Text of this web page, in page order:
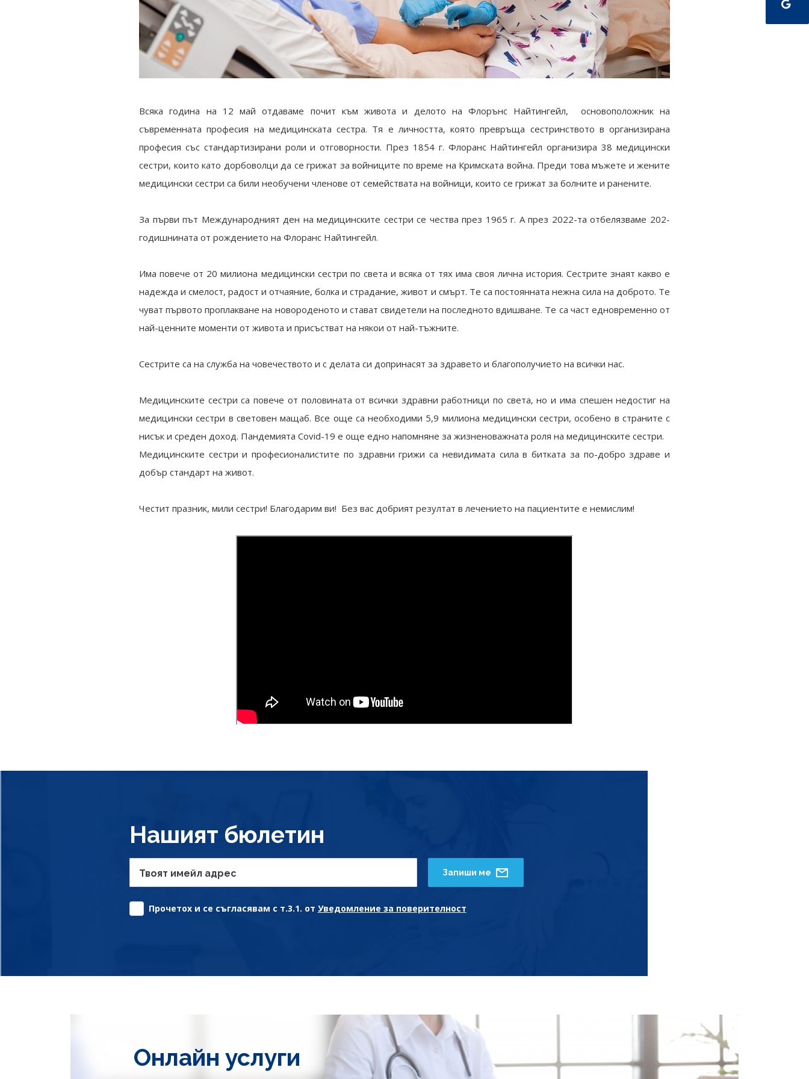
Всяка година на 12 май отдаваме почит към живота и делото на Флорънс Найтингейл, основоположник на
съвременната професия на медицинската сестра. Тя е личността, която превръща сестринството в организирана
професия със стандартизирани роли и отговорности. През 1854 г. Флоранс Найтингейл организира 38 медицински
сестри, които като дорбоволци да се грижат за войниците по време на Кримската война. Преди това мъжете и жените
медицински сестри са били необучени членове от семействата на войници, които се грижат за болните и ранените.
За първи път Международният ден на медицинските сестри се чества през 1965 г. А през 2022-та отбелязваме 202-
годишнината от рождението на Флоранс Найтингейл.
Има повече от 20 милиона медицински сестри по света и всяка от тях има своя лична история. Сестрите знаят какво е
надежда и смелост, радост и отчаяние, болка и страдание, живот и смърт. Те са постоянната нежна сила на доброто. Те
чуват първото проплакване на новороденото и стават свидетели на последното вдишване. Те са част едновременно от
най-ценните моменти от живота и присъстват на някои от най-тъжните.
Сестрите са на служба на човечеството и с делата си допринасят за здравето и благополучието на всички нас.
Медицинските сестри са повече от половината от всички здравни работници по света, но и има спешен недостиг на
медицински сестри в световен мащаб. Все още са необходими 5,9 милиона медицински сестри, особено в страните с
нисък и среден доход. Пандемията Covid-19 е още едно напомняне за жизненоважната роля на медицинските сестри.
Медицинските сестри и професионалистите по здравни грижи са невидимата сила в битката за по-добро здраве и
добър стандарт на живот.
Честит празник, мили сестри! Благодарим ви! Без вас добрият резултат в лечението на пациентите е немислим!
Нашият бюлетин
Твоят имейл адрес
Прочетох и се съгласявам с т.3.1. от Уведомление за поверителност
Запиши ме
Онлайн услуги